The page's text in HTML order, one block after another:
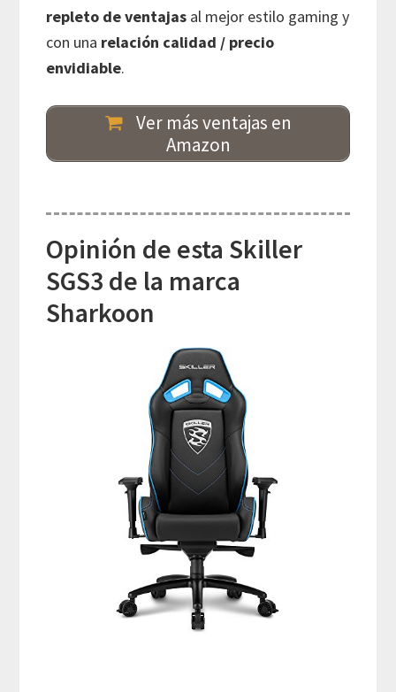
repleto de ventajas al mejor estilo gaming y
con una relación calidad / precio
envidiable.
Ver más ventajas en
Amazon
Opinión de esta Skiller
SGS3 de la marca
Sharkoon